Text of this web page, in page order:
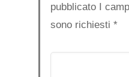
pubblicato I
sono richiesti *